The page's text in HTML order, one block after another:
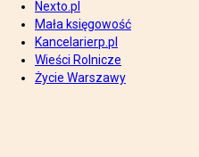
Nexto.pl
Mała księgowość
Kancelarierp.pl
Wieści Rolnicze
Życie Warszawy